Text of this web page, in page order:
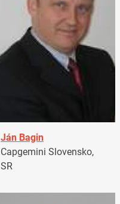
Ján Bagin
Capgemini Slovensko,
SR